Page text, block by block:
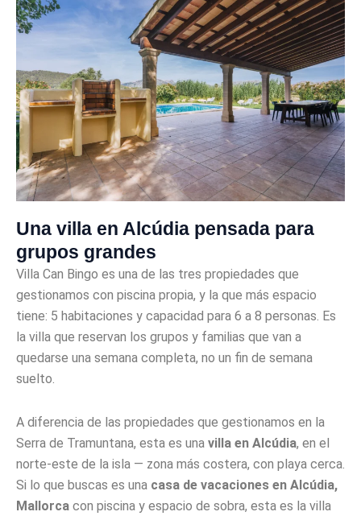
Una villa en Alcúdia pensada para
grupos grandes
Villa Can Bingo es una de las tres propiedades que
gestionamos con piscina propia, y la que más espacio
tiene: 5 habitaciones y capacidad para 6 a 8 personas. Es
la villa que reservan los grupos y familias que van a
quedarse una semana completa, no un fin de semana
suelto.
A diferencia de las propiedades que gestionamos en la
Serra de Tramuntana, esta es una villa en Alcúdia, en el
norte-este de la isla — zona más costera, con playa cerca.
Si lo que buscas es una casa de vacaciones en Alcúdia,
Mallorca con piscina y espacio de sobra, esta es la villa